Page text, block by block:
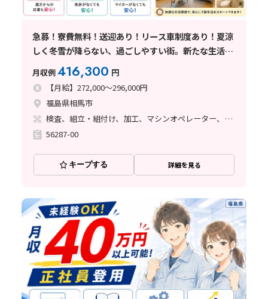
急募！寮費無料！送迎あり！リース車制度あり！夏涼
しく冬雪が降らない、過ごしやすい街。新たな生活を
サポートします！/航空エンジン部品の加工と検査業
務
月収例416,300 円
【月給】272,000～296,000円
福島県相馬市
検査、組立・組付け、加工、マシンオペレーター、フォークリフト、塗装、バリ取り
56287-00
キープする 詳細を見る